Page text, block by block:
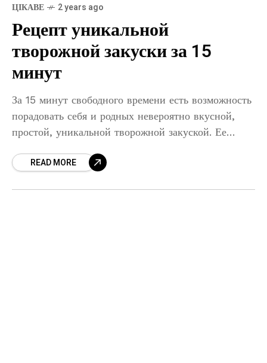
ЦІКАВЕ 2 years ago
Рецепт уникальной
творожной закуски за 15
минут
За 15 минут свободного времени есть возможность
порадовать себя и родных невероятно вкусной,
простой, уникальной творожной закуской. Ее
найдете белый хлеб,
READ MORE